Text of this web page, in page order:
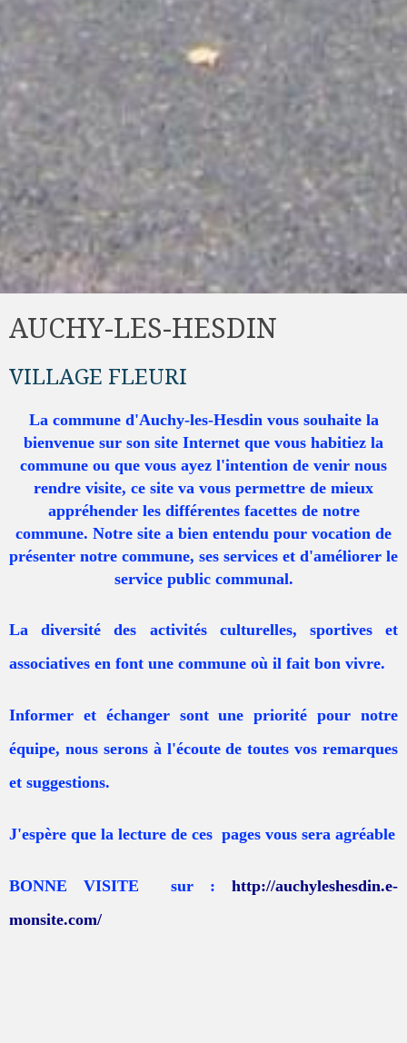
AUCHY-LES-HESDIN
VILLAGE FLEURI
La commune d'Auchy-les-Hesdin vous souhaite la
bienvenue sur son site Internet que vous habitiez la
commune ou que vous ayez l'intention de venir nous
rendre visite, ce site va vous permettre de mieux
appréhender les différentes facettes de notre
commune. Notre site a bien entendu pour vocation de
présenter notre commune, ses services et d'améliorer le
service public communal.
La diversité des activités culturelles, sportives et
associatives en font une commune où il fait bon vivre.
Informer et échanger sont une priorité pour notre
équipe, nous serons à l'écoute de toutes vos remarques
et suggestions.
J'espère que la lecture de ces pages vous sera agréable
BONNE VISITE sur : http://auchyleshesdin.e-
monsite.com/